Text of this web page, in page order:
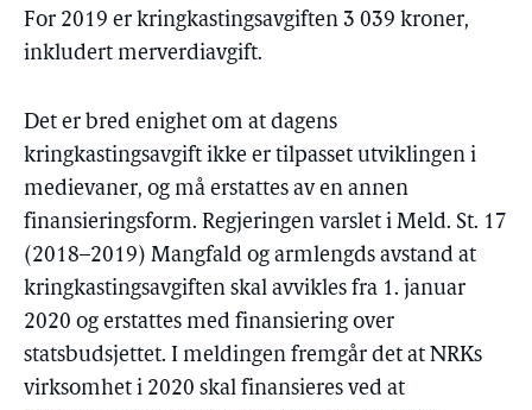
For 2019 er kringkastingsavgiften 3 039 kroner,
inkludert merverdiavgift.
Det er bred enighet om at dagens
kringkastingsavgift ikke er tilpasset utviklingen i
medievaner, og må erstattes av en annen
finansieringsform. Regjeringen varslet i Meld. St. 17
(2018–2019) Mangfald og armlengds avstand at
kringkastingsavgiften skal avvikles fra 1. januar
2020 og erstattes med finansiering over
statsbudsjettet. I meldingen fremgår det at NRKs
virksomhet i 2020 skal finansieres ved at